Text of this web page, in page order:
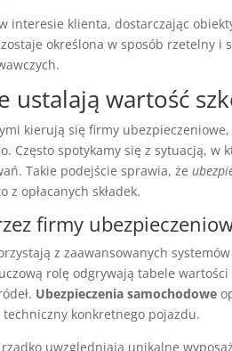
interesie klienta, dostarczając
zostaje określona w sposób rzetelny i
ustalają wartość
kierują się firmy
Często spotykamy się z sytuacją, w
Takie podejście sprawia, że
z opłacanych składek.
firmy
z zaawansowanych
rolę odgrywają tabele
Ubezpieczenia samochodowe
konkretnego pojazdu.
uwzględniają unikalne